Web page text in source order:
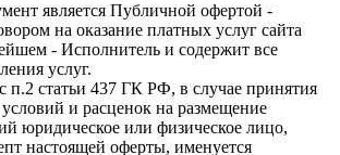
является Публичной офертой -
на оказание платных услуг сайта
- Исполнитель и содержит все
услуг.
п.2 статьи 437 ГК РФ, в случае принятия
и расценок на размещение
юридическое или физическое лицо,
настоящей оферты, именуется